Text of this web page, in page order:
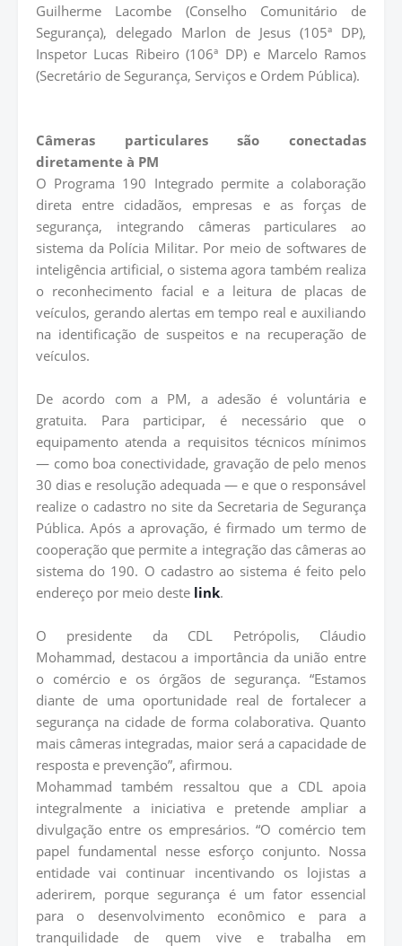
Guilherme Lacombe (Conselho Comunitário de
Segurança), delegado Marlon de Jesus (105ª DP),
Inspetor Lucas Ribeiro (106ª DP) e Marcelo Ramos
(Secretário de Segurança, Serviços e Ordem Pública).
Câmeras particulares são conectadas
diretamente à PM
O Programa 190 Integrado permite a colaboração
direta entre cidadãos, empresas e as forças de
segurança, integrando câmeras particulares ao
sistema da Polícia Militar. Por meio de softwares de
inteligência artificial, o sistema agora também realiza
o reconhecimento facial e a leitura de placas de
veículos, gerando alertas em tempo real e auxiliando
na identificação de suspeitos e na recuperação de
veículos.
De acordo com a PM, a adesão é voluntária e
gratuita. Para participar, é necessário que o
equipamento atenda a requisitos técnicos mínimos
— como boa conectividade, gravação de pelo menos
30 dias e resolução adequada — e que o responsável
realize o cadastro no site da Secretaria de Segurança
Pública. Após a aprovação, é firmado um termo de
cooperação que permite a integração das câmeras ao
sistema do 190. O cadastro ao sistema é feito pelo
endereço por meio deste link.
O presidente da CDL Petrópolis, Cláudio
Mohammad, destacou a importância da união entre
o comércio e os órgãos de segurança. “Estamos
diante de uma oportunidade real de fortalecer a
segurança na cidade de forma colaborativa. Quanto
mais câmeras integradas, maior será a capacidade de
resposta e prevenção”, afirmou.
Mohammad também ressaltou que a CDL apoia
integralmente a iniciativa e pretende ampliar a
divulgação entre os empresários. “O comércio tem
papel fundamental nesse esforço conjunto. Nossa
entidade vai continuar incentivando os lojistas a
aderirem, porque segurança é um fator essencial
para o desenvolvimento econômico e para a
tranquilidade de quem vive e trabalha em